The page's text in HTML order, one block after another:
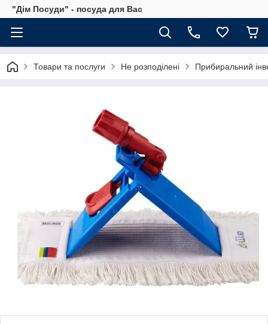
"Дім Посуди" - посуда для Вас
Товари та послуги Не розподілені Прибиральний